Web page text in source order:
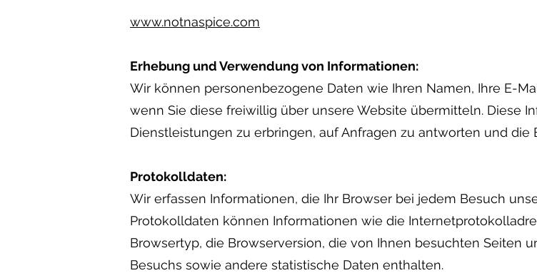
www.notnaspice.com
Erhebung und Verwendung von Informationen:
Wir können personenbezogene Daten wie Ihren Namen, Ihre E-
wenn Sie diese freiwillig über unsere Website übermitteln. Diese
Dienstleistungen zu erbringen, auf Anfragen zu antworten und die
Protokolldaten:
Wir erfassen Informationen, die Ihr Browser bei jedem Besuch
Protokolldaten können Informationen wie die
Browsertyp, die Browserversion, die von Ihnen besuchten Seiten
Besuchs sowie andere statistische Daten enthalten.